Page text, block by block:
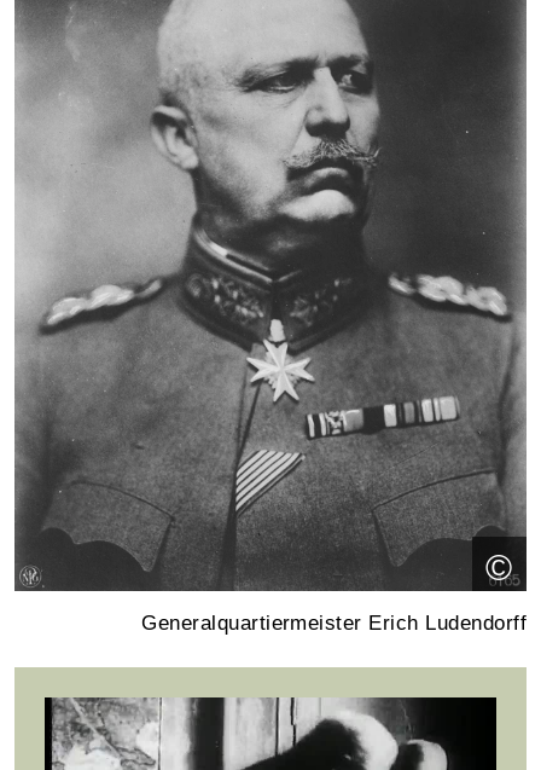
©
Generalquartiermeister Erich Ludendorff